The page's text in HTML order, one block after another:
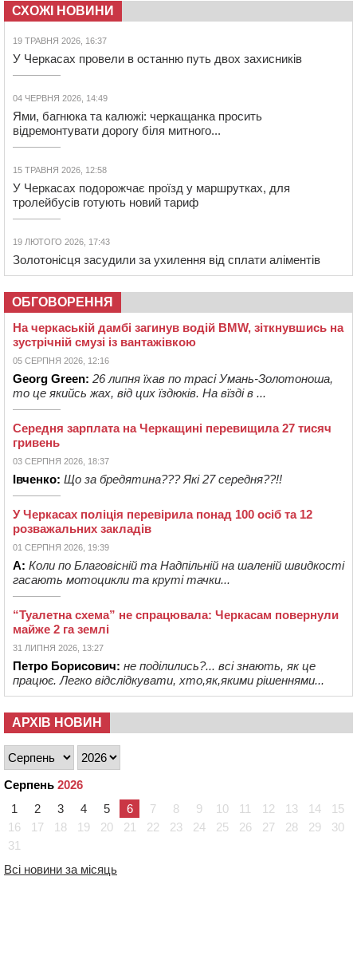
СХОЖІ НОВИНИ
19 ТРАВНЯ 2026, 16:37
У Черкасах провели в останню путь двох захисників
04 ЧЕРВНЯ 2026, 14:49
Ями, багнюка та калюжі: черкащанка просить
відремонтувати дорогу біля митного...
15 ТРАВНЯ 2026, 12:58
У Черкасах подорожчає проїзд у маршрутках, для
тролейбусів готують новий тариф
19 ЛЮТОГО 2026, 17:43
Золотонісця засудили за ухилення від сплати аліментів
ОБГОВОРЕННЯ
На черкаській дамбі загинув водій BMW, зіткнувшись на
зустрічній смузі із вантажівкою
05 СЕРПНЯ 2026, 12:16
Georg Green: 26 липня їхав по трасі Умань-Золотоноша,
то це якийсь жах, від цих їздюків. На вїзді в ...
Середня зарплата на Черкащині перевищила 27 тисяч
гривень
03 СЕРПНЯ 2026, 18:37
Івченко: Що за бредятина??? Які 27 середня??!!
У Черкасах поліція перевірила понад 100 осіб та 12
розважальних закладів
01 СЕРПНЯ 2026, 19:39
А: Коли по Благовісній та Надпільній на шаленій швидкості
гасають мотоцикли та круті тачки...
“Туалетна схема” не спрацювала: Черкасам повернули
майже 2 га землі
31 ЛИПНЯ 2026, 13:27
Петро Борисович: не поділились?... всі знають, як це
працює. Легко відслідкувати, хто,як,якими рішеннями...
АРХІВ НОВИН
Серпень 2026
1
2 3 4 5 6 7 8 9 10 11 12 13 14
15
16
17 18 19 20 21 22 23 24 25 26 27 28 29
30
31
Всі новини за місяць